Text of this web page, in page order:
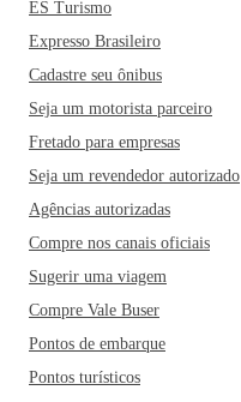
ES Turismo
Expresso Brasileiro
Cadastre seu ônibus
Seja um motorista parceiro
Fretado para empresas
Seja um revendedor autorizado
Agências autorizadas
Compre nos canais oficiais
Sugerir uma viagem
Compre Vale Buser
Pontos de embarque
Pontos turísticos